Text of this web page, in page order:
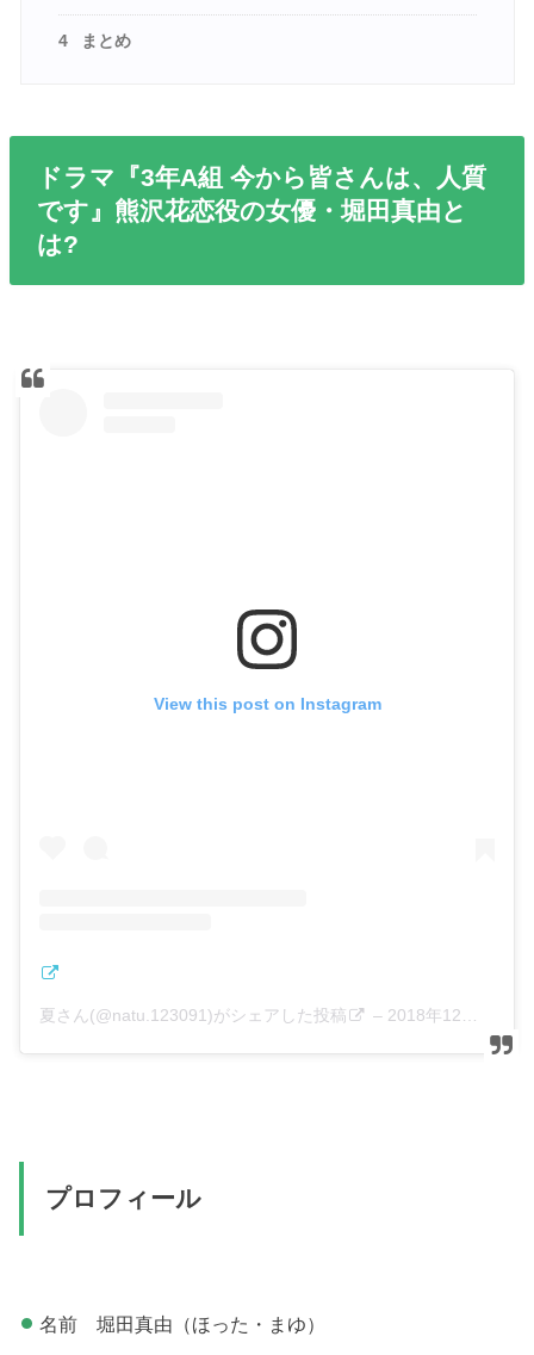
4 まとめ
ドラマ『3年A組 今から皆さんは、人質
です』熊沢花恋役の女優・堀田真由と
は?
View this post on Instagram
夏さん(@natu.123091)がシェアした投稿 – 2018年12月月31日午前3時33分PST
プロフィール
名前 堀田真由（ほった・まゆ）